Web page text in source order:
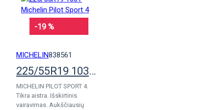
-19 %
MICHELIN838561
225/55R19 103Y Michelin Pilot Sport 4
MICHELIN PILOT SPORT 4.
Tikra aistra. Išskirtinis
vairavimas. Aukščiausių